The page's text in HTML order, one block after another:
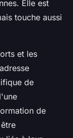
Elle est
touche aussi
et les
de
de